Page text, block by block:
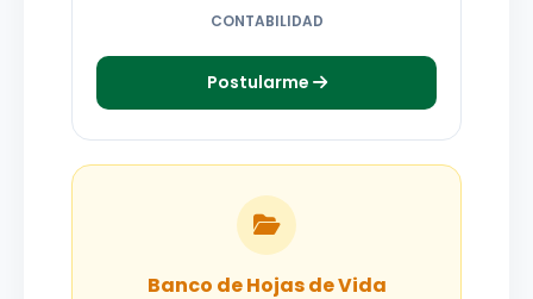
CONTABILIDAD
Postularme
Banco de Hojas de Vida